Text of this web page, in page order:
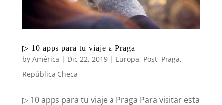
▷ 10 apps para tu viaje a Praga
by América | Dic 22, 2019| Europa, Post, Praga,
República Checa
▷ 10 apps para tu viaje a Praga Para visitar esta